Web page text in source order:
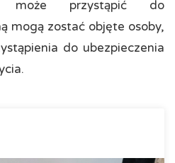
może przystąpić do
mogą zostać objęte osoby,
do ubezpieczenia